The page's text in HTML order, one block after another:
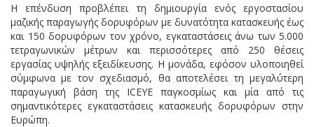
Η επένδυση προβλέπει τη δημιουργία ενός εργοστασίου
μαζικής παραγωγής δορυφόρων με δυνατότητα κατασκευής έως
και 150 δορυφόρων τον χρόνο, εγκαταστάσεις άνω των 5.000
τετραγωνικών μέτρων και περισσότερες από 250 θέσεις
εργασίας υψηλής εξειδίκευσης. Η μονάδα, εφόσον υλοποιηθεί
σύμφωνα με τον σχεδιασμό, θα αποτελέσει τη μεγαλύτερη
παραγωγική βάση της ICEYE παγκοσμίως και μία από τις
σημαντικότερες εγκαταστάσεις κατασκευής δορυφόρων στην
Ευρώπη.